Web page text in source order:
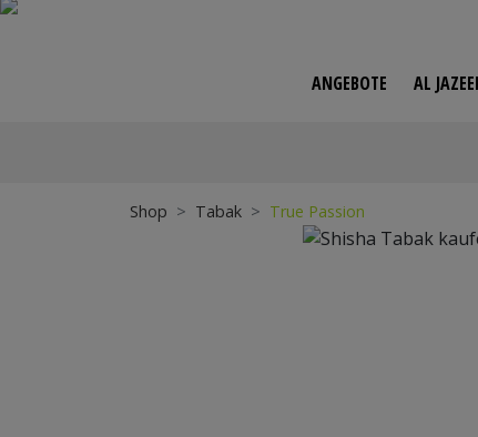
ANGEBOTE AL
Shop Tabak True Passion